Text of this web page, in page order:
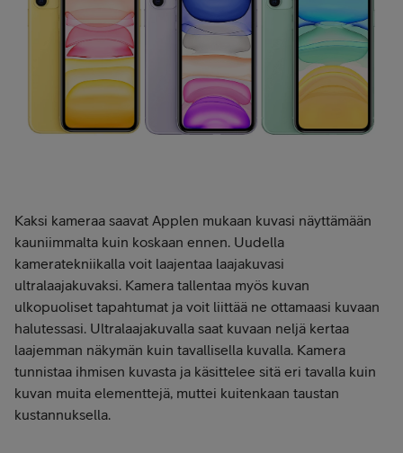
Kaksi kameraa saavat Applen mukaan kuvasi näyttämään
kauniimmalta kuin koskaan ennen. Uudella
kameratekniikalla voit laajentaa laajakuvasi
ultralaajakuvaksi. Kamera tallentaa myös kuvan
ulkopuoliset tapahtumat ja voit liittää ne ottamaasi kuvaan
halutessasi. Ultralaajakuvalla saat kuvaan neljä kertaa
laajemman näkymän kuin tavallisella kuvalla. Kamera
tunnistaa ihmisen kuvasta ja käsittelee sitä eri tavalla kuin
kuvan muita elementtejä, muttei kuitenkaan taustan
kustannuksella.